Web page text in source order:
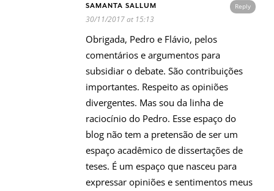
Reply
SAMANTA SALLUM
30/11/2017 at 15:13
Obrigada, Pedro e Flávio, pelos
comentários e argumentos para
subsidiar o debate. São contribuições
importantes. Respeito as opiniões
divergentes. Mas sou da linha de
raciocínio do Pedro. Esse espaço do
blog não tem a pretensão de ser um
espaço acadêmico de dissertações de
teses. É um espaço que nasceu para
expressar opiniões e sentimentos meus